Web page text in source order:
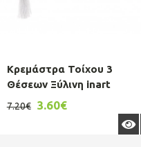
Κρεμάστρα Τοίχου 3
Θέσεων Ξύλινη inart
30x5x19εκ.
7.20€ 3.60€